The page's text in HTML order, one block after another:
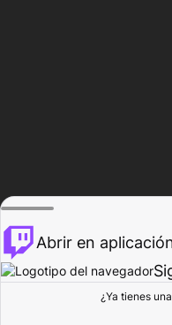
Explorar
Abrir en
¿Ya tienes